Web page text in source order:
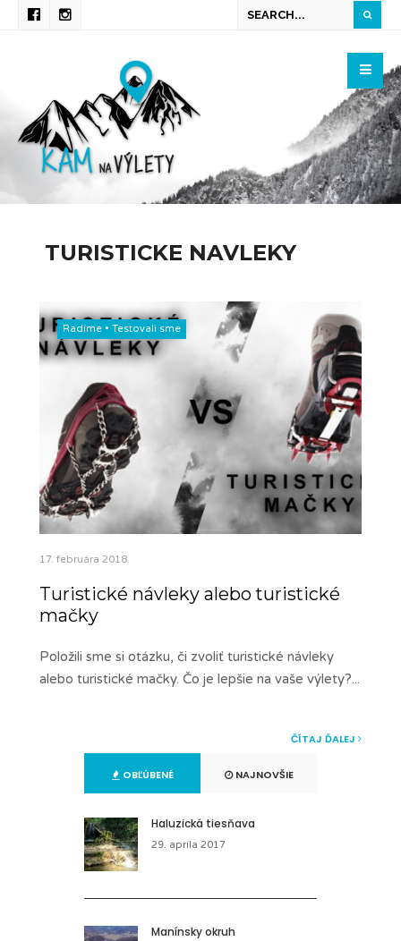
TURISTICKE NAVLEKY
Radíme • Testovali sme
17. februára 2018
Turistické návleky alebo turistické
mačky
Položili sme si otázku, či zvoliť turistické návleky
alebo turistické mačky. Čo je lepšie na vaše výlety?...
ČÍTAJ ĎALEJ
OBĽÚBENÉ NAJNOVŠIE
Haluzická tiesňava
29. apríla 2017
Manínsky okruh